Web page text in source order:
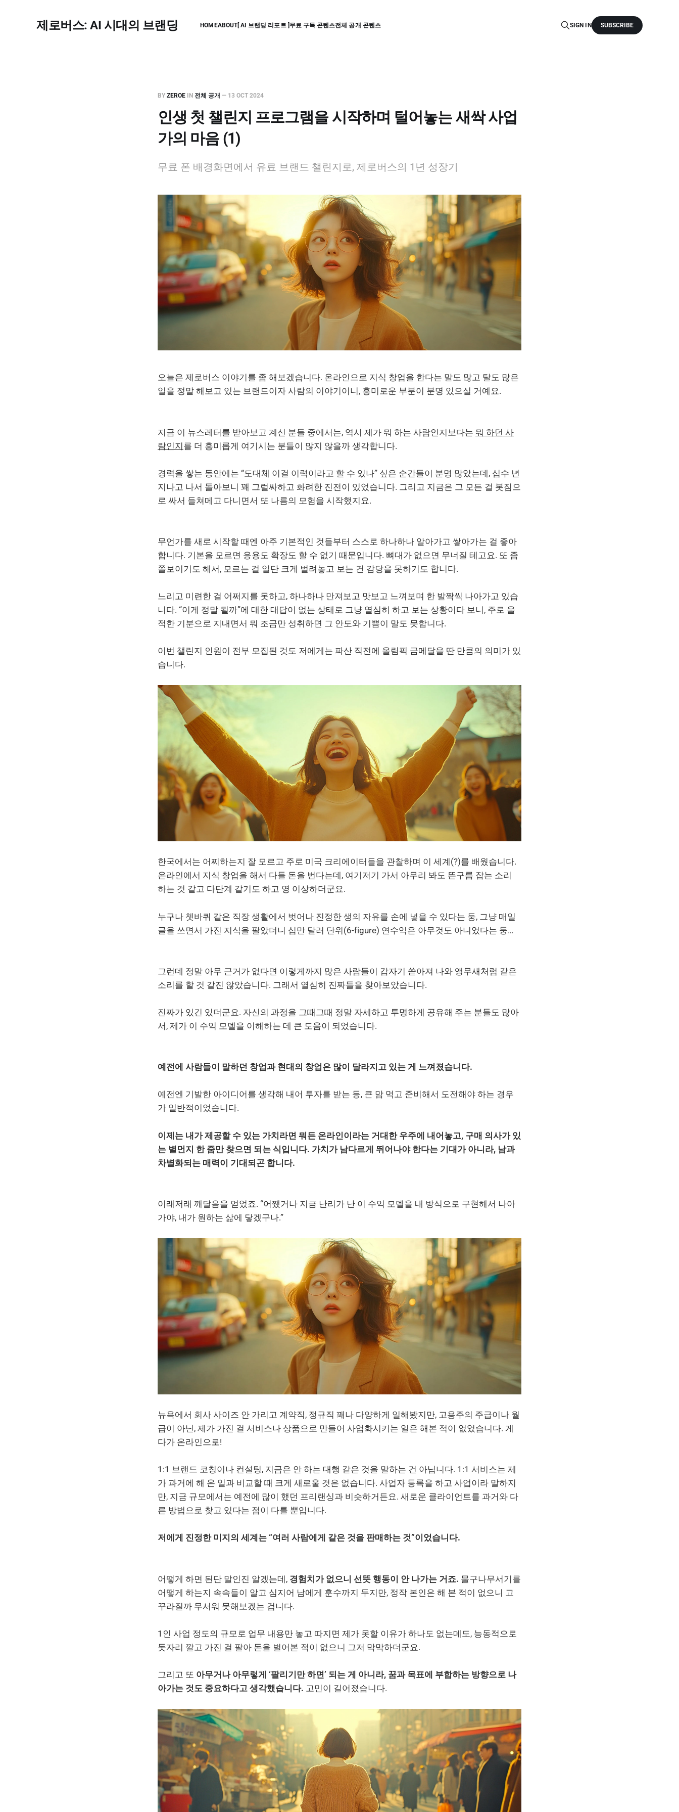
제로버스: AI 시대의 브랜딩 HOMEABOUT[ AI 브랜딩 리포트 ] 무료 구독 콘텐츠전체 공개 콘텐츠 SIGN IN SUBSCRIBE
BY ZEROE IN 전체 공개 — 13 OCT 2024
인생 첫 챌린지 프로그램을 시작하며 털어놓는 새싹 사업
가의 마음 (1)
무료 폰 배경화면에서 유료 브랜드 챌린지로, 제로버스의 1년 성장기
오늘은 제로버스 이야기를 좀 해보겠습니다. 온라인으로 지식 창업을 한다는 말도 많고 탈도 많은
일을 정말 해보고 있는 브랜드이자 사람의 이야기이니, 흥미로운 부분이 분명 있으실 거예요.
지금 이 뉴스레터를 받아보고 계신 분들 중에서는, 역시 제가 뭐 하는 사람인지보다는 뭐 하던 사
람인지를 더 흥미롭게 여기시는 분들이 많지 않을까 생각합니다.
경력을 쌓는 동안에는 “도대체 이걸 이력이라고 할 수 있나” 싶은 순간들이 분명 많았는데, 십수 년
지나고 나서 돌아보니 꽤 그럴싸하고 화려한 진전이 있었습니다. 그리고 지금은 그 모든 걸 봇짐으
로 싸서 들쳐메고 다니면서 또 나름의 모험을 시작했지요.
무언가를 새로 시작할 때엔 아주 기본적인 것들부터 스스로 하나하나 알아가고 쌓아가는 걸 좋아
합니다. 기본을 모르면 응용도 확장도 할 수 없기 때문입니다. 뼈대가 없으면 무너질 테고요. 또 좀
쫄보이기도 해서, 모르는 걸 일단 크게 벌려놓고 보는 건 감당을 못하기도 합니다.
느리고 미련한 걸 어쩌지를 못하고, 하나하나 만져보고 맛보고 느껴보며 한 발짝씩 나아가고 있습
니다. “이게 정말 될까”에 대한 대답이 없는 상태로 그냥 열심히 하고 보는 상황이다 보니, 주로 울
적한 기분으로 지내면서 뭐 조금만 성취하면 그 안도와 기쁨이 말도 못합니다.
이번 챌린지 인원이 전부 모집된 것도 저에게는 파산 직전에 올림픽 금메달을 딴 만큼의 의미가 있
습니다.
한국에서는 어찌하는지 잘 모르고 주로 미국 크리에이터들을 관찰하며 이 세계(?)를 배웠습니다.
온라인에서 지식 창업을 해서 다들 돈을 번다는데, 여기저기 가서 아무리 봐도 뜬구름 잡는 소리
하는 것 같고 다단계 같기도 하고 영 이상하더군요.
누구나 쳇바퀴 같은 직장 생활에서 벗어나 진정한 생의 자유를 손에 넣을 수 있다는 둥, 그냥 매일
글을 쓰면서 가진 지식을 팔았더니 십만 달러 단위(6-figure) 연수익은 아무것도 아니었다는 둥…
그런데 정말 아무 근거가 없다면 이렇게까지 많은 사람들이 갑자기 쏟아져 나와 앵무새처럼 같은
소리를 할 것 같진 않았습니다. 그래서 열심히 진짜들을 찾아보았습니다.
진짜가 있긴 있더군요. 자신의 과정을 그때그때 정말 자세하고 투명하게 공유해 주는 분들도 많아
서, 제가 이 수익 모델을 이해하는 데 큰 도움이 되었습니다.
예전에 사람들이 말하던 창업과 현대의 창업은 많이 달라지고 있는 게 느껴졌습니다.
예전엔 기발한 아이디어를 생각해 내어 투자를 받는 등, 큰 맘 먹고 준비해서 도전해야 하는 경우
가 일반적이었습니다.
이제는 내가 제공할 수 있는 가치라면 뭐든 온라인이라는 거대한 우주에 내어놓고, 구매 의사가 있
는 별먼지 한 줌만 찾으면 되는 식입니다. 가치가 남다르게 뛰어나야 한다는 기대가 아니라, 남과
차별화되는 매력이 기대되곤 합니다.
이래저래 깨달음을 얻었죠. “어쨌거나 지금 난리가 난 이 수익 모델을 내 방식으로 구현해서 나아
가야, 내가 원하는 삶에 닿겠구나.”
뉴욕에서 회사 사이즈 안 가리고 계약직, 정규직 꽤나 다양하게 일해봤지만, 고용주의 주급이나 월
급이 아닌, 제가 가진 걸 서비스나 상품으로 만들어 사업화시키는 일은 해본 적이 없었습니다. 게
다가 온라인으로!
1:1 브랜드 코칭이나 컨설팅, 지금은 안 하는 대행 같은 것을 말하는 건 아닙니다. 1:1 서비스는 제
가 과거에 해 온 일과 비교할 때 크게 새로울 것은 없습니다. 사업자 등록을 하고 사업이라 말하지
만, 지금 규모에서는 예전에 많이 했던 프리랜싱과 비슷하거든요. 새로운 클라이언트를 과거와 다
른 방법으로 찾고 있다는 점이 다를 뿐입니다.
저에게 진정한 미지의 세계는 “여러 사람에게 같은 것을 판매하는 것”이었습니다.
어떻게 하면 된단 말인진 알겠는데, 경험치가 없으니 선뜻 행동이 안 나가는 거죠. 물구나무서기를
어떻게 하는지 속속들이 알고 심지어 남에게 훈수까지 두지만, 정작 본인은 해 본 적이 없으니 고
꾸라질까 무서워 못해보겠는 겁니다.
1인 사업 정도의 규모로 업무 내용만 놓고 따지면 제가 못할 이유가 하나도 없는데도, 능동적으로
돗자리 깔고 가진 걸 팔아 돈을 벌어본 적이 없으니 그저 막막하더군요.
그리고 또 아무거나 아무렇게 ‘팔리기만 하면’ 되는 게 아니라, 꿈과 목표에 부합하는 방향으로 나
아가는 것도 중요하다고 생각했습니다. 고민이 길어졌습니다.